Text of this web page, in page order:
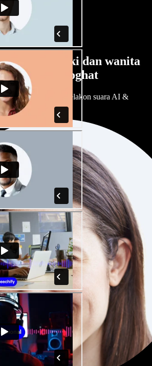
suara lelaki dan wanita
pelbagai loghat
unik. Pilih ratusan pelakon suara AI &
rasa anda.